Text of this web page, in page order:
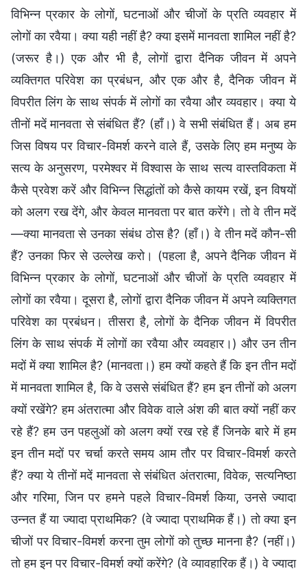
विभिन्न प्रकार के लोगों, घटनाओं और चीजों के प्रति व्यवहार में
लोगों का रवैया। क्या यही नहीं है? क्या इसमें मानवता शामिल नहीं है?
(जरूर है।) एक और भी है, लोगों द्वारा दैनिक जीवन में अपने
व्यक्तिगत परिवेश का प्रबंधन, और एक और है, दैनिक जीवन में
विपरीत लिंग के साथ संपर्क में लोगों का रवैया और व्यवहार। क्या ये
तीनों मदें मानवता से संबंधित हैं? (हाँ।) वे सभी संबंधित हैं। अब हम
जिस विषय पर विचार-विमर्श करने वाले हैं, उसके लिए हम मनुष्य के
सत्य के अनुसरण, परमेश्वर में विश्वास के साथ सत्य वास्तविकता में
कैसे प्रवेश करें और विभिन्न सिद्धांतों को कैसे कायम रखें, इन विषयों
को अलग रख देंगे, और केवल मानवता पर बात करेंगे। तो वे तीन मदें
—क्या मानवता से उनका संबंध ठोस है? (हाँ।) वे तीन मदें कौन-सी
हैं? उनका फिर से उल्लेख करो। (पहला है, अपने दैनिक जीवन में
विभिन्न प्रकार के लोगों, घटनाओं और चीजों के प्रति व्यवहार में
लोगों का रवैया। दूसरा है, लोगों द्वारा दैनिक जीवन में अपने व्यक्तिगत
परिवेश का प्रबंधन। तीसरा है, लोगों के दैनिक जीवन में विपरीत
लिंग के साथ संपर्क में लोगों का रवैया और व्यवहार।) और उन तीन
मदों में क्या शामिल है? (मानवता।) हम क्यों कहते हैं कि इन तीन मदों
में मानवता शामिल है, कि वे उससे संबंधित हैं? हम इन तीनों को अलग
क्यों रखेंगे? हम अंतरात्मा और विवेक वाले अंश की बात क्यों नहीं कर
रहे हैं? हम उन पहलुओं को अलग क्यों रख रहे हैं जिनके बारे में हम
इन तीन मदों पर चर्चा करते समय आम तौर पर विचार-विमर्श करते
हैं? क्या ये तीनों मदें मानवता से संबंधित अंतरात्मा, विवेक, सत्यनिष्ठा
और गरिमा, जिन पर हमने पहले विचार-विमर्श किया, उनसे ज्यादा
उन्नत हैं या ज्यादा प्राथमिक? (वे ज्यादा प्राथमिक हैं।) तो क्या इन
चीजों पर विचार-विमर्श करना तुम लोगों को तुच्छ मानना है? (नहीं।)
तो हम इन पर विचार-विमर्श क्यों करेंगे? (वे व्यावहारिक हैं।) वे ज्यादा